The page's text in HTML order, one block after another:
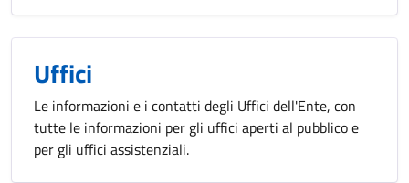
Uffici
Le informazioni e i contatti degli Uffici dell'Ente, con
tutte le informazioni per gli uffici aperti al pubblico e
per gli uffici assistenziali.